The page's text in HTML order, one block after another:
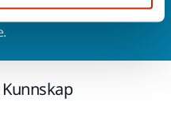
, så svarer støtteteamet
Kunnskap